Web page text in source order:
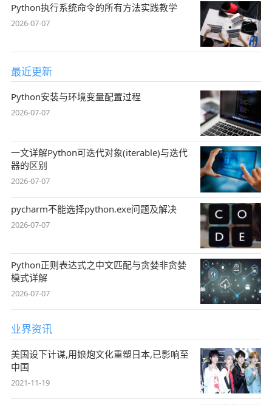
Python执行系统命令的所有方法实践教学
2026-07-07
最近更新
Python安装与环境变量配置过程
2026-07-07
一文详解Python可迭代对象(iterable)与迭代
器的区别
2026-07-07
pycharm不能选择python.exe问题及解决
2026-07-07
Python正则表达式之中文匹配与贪婪非贪婪
模式详解
2026-07-07
业界资讯
美国设下计谋,用娘炮文化重塑日本,已影响至
中国
2021-11-19